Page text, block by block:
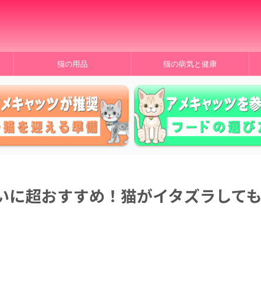
猫の用品 猫の病気と健康
に超おすすめ！猫がイタズラしても